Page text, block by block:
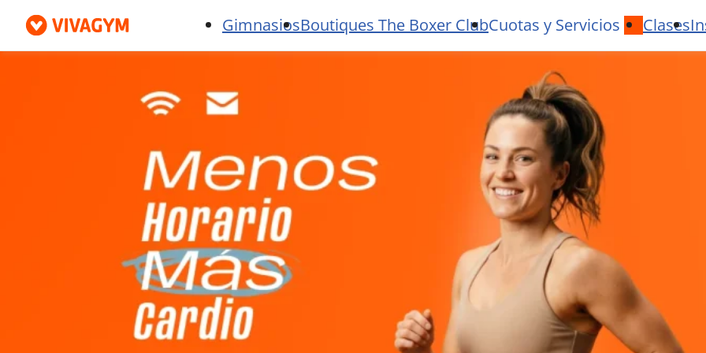
GimnasiosBoutiques The Boxer ClubCuotas y Servicios Clases